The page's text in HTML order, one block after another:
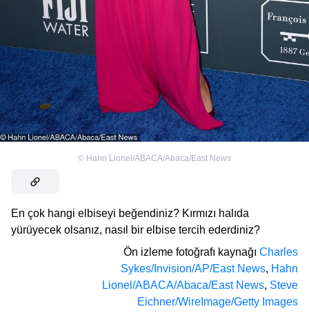
© Hahn Lionel/ABACA/Abaca/East News
En çok hangi elbiseyi beğendiniz? Kırmızı halıda
yürüyecek olsanız, nasıl bir elbise tercih ederdiniz?
Ön izleme fotoğrafı kaynağı Charles
Sykes/Invision/AP/East News, Hahn
Lionel/ABACA/Abaca/East News, Steve
Eichner/WireImage/Getty Images